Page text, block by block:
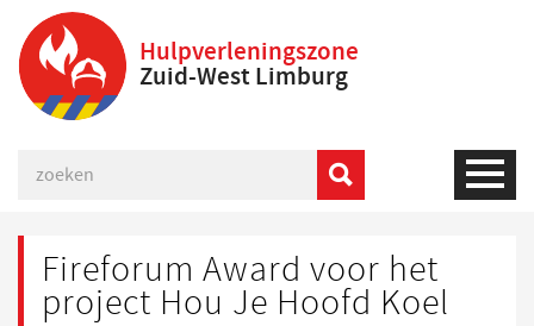
Hulpverleningszone
Zuid-West Limburg
Fireforum Award voor het
project Hou Je Hoofd Koel